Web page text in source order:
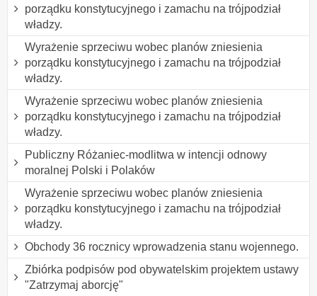
porządku konstytucyjnego i zamachu na trójpodział
władzy.
Wyrażenie sprzeciwu wobec planów zniesienia
porządku konstytucyjnego i zamachu na trójpodział
władzy.
Wyrażenie sprzeciwu wobec planów zniesienia
porządku konstytucyjnego i zamachu na trójpodział
władzy.
Publiczny Różaniec-modlitwa w intencji odnowy
moralnej Polski i Polaków
Wyrażenie sprzeciwu wobec planów zniesienia
porządku konstytucyjnego i zamachu na trójpodział
władzy.
Obchody 36 rocznicy wprowadzenia stanu wojennego.
Zbiórka podpisów pod obywatelskim projektem ustawy
"Zatrzymaj aborcję"